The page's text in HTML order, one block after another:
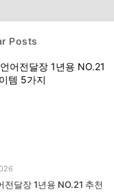
Posts
전달장 1년용 NO.21 추천